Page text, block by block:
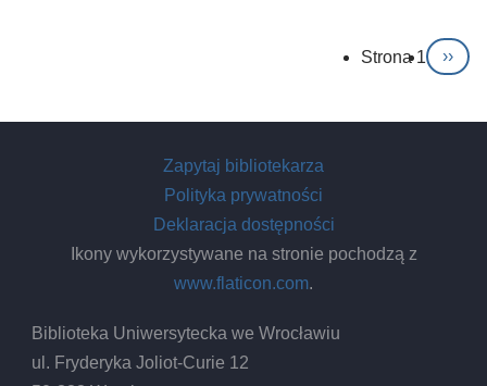
of
Strona 1 ››
Zapytaj bibliotekarza
Polityka prywatności
Deklaracja dostępności
Ikony wykorzystywane na stronie pochodzą z
www.flaticon.com.
Biblioteka Uniwersytecka we Wrocławiu
ul. Fryderyka Joliot-Curie 12